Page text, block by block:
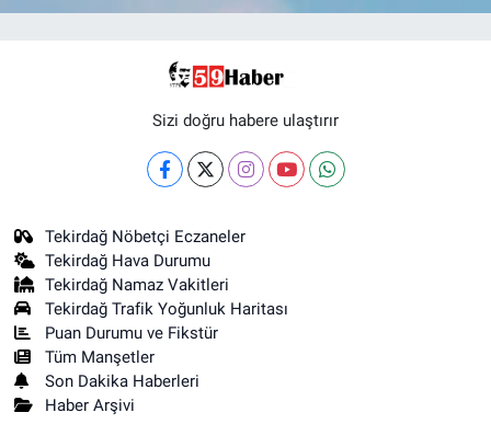
Sizi doğru habere ulaştırır
Tekirdağ Nöbetçi Eczaneler
Tekirdağ Hava Durumu
Tekirdağ Namaz Vakitleri
Tekirdağ Trafik Yoğunluk Haritası
Puan Durumu ve Fikstür
Tüm Manşetler
Son Dakika Haberleri
Haber Arşivi